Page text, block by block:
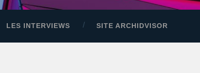
LES INTERVIEWS SITE ARCHIDVISOR